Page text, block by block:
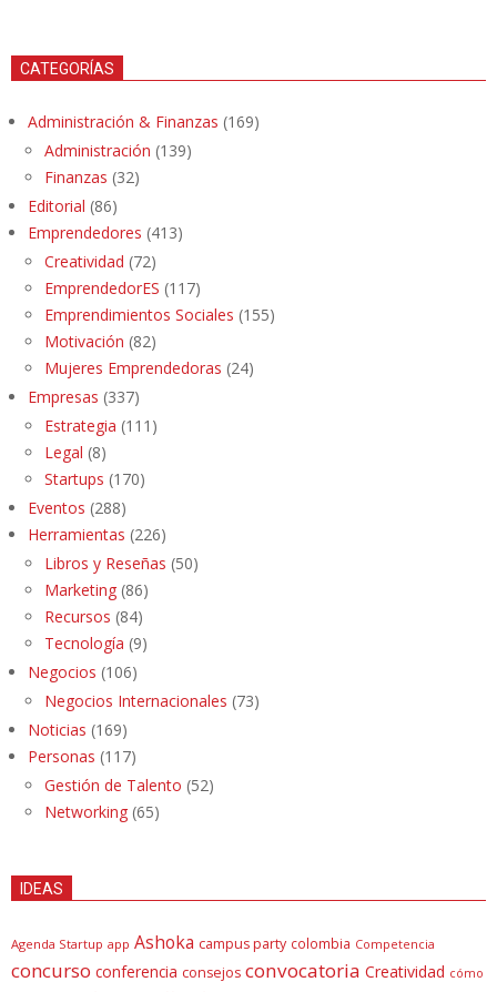
CATEGORÍAS
Administración & Finanzas (169)
Administración (139)
Finanzas (32)
Editorial (86)
Emprendedores (413)
Creatividad (72)
EmprendedorES (117)
Emprendimientos Sociales (155)
Motivación (82)
Mujeres Emprendedoras (24)
Empresas (337)
Estrategia (111)
Legal (8)
Startups (170)
Eventos (288)
Herramientas (226)
Libros y Reseñas (50)
Marketing (86)
Recursos (84)
Tecnología (9)
Negocios (106)
Negocios Internacionales (73)
Noticias (169)
Personas (117)
Gestión de Talento (52)
Networking (65)
IDEAS
Agenda Startup app Ashoka campus party colombia Competencia
concurso conferencia consejos convocatoria Creatividad cómo